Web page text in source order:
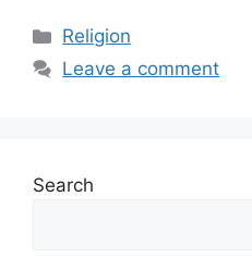
Categories
Religion
Leave a comment
Search